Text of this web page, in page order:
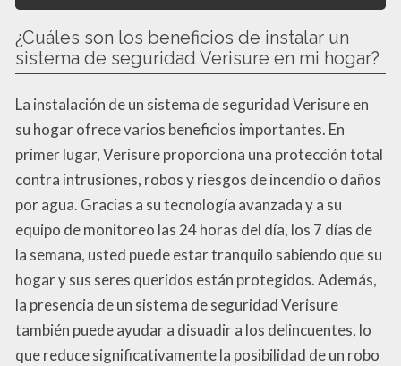
¿Cuáles son los beneficios de instalar un
sistema de seguridad Verisure en mi hogar?
La instalación de un sistema de seguridad Verisure en
su hogar ofrece varios beneficios importantes. En
primer lugar, Verisure proporciona una protección total
contra intrusiones, robos y riesgos de incendio o daños
por agua. Gracias a su tecnología avanzada y a su
equipo de monitoreo las 24 horas del día, los 7 días de
la semana, usted puede estar tranquilo sabiendo que su
hogar y sus seres queridos están protegidos. Además,
la presencia de un sistema de seguridad Verisure
también puede ayudar a disuadir a los delincuentes, lo
que reduce significativamente la posibilidad de un robo